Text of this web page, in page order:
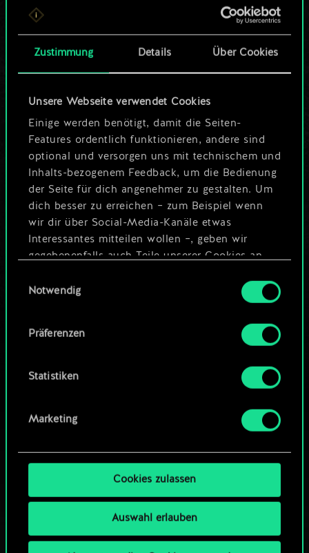
Zustimmung Details Über Cookies
Unsere Webseite verwendet Cookies
Einige werden benötigt, damit die Seiten-
Features ordentlich funktionieren, andere sind
optional und versorgen uns mit technischem und
Inhalts-bezogenem Feedback, um die Bedienung
der Seite für dich angenehmer zu gestalten. Um
dich besser zu erreichen – zum Beispiel wenn
wir dir über Social-Media-Kanäle etwas
Interessantes mitteilen wollen –, geben wir
gegebenenfalls auch Teile unserer Cookies an
Cookies erfordert allerdings deine Zustimmung.
Alle Details zu unserer Nutzung von Cookies
findest du unten im Menü „Einstellungen“, wo
um das Thema Cookies ändern kannst.
Notwendig
Präferenzen
Statistiken
Marketing
Cookies zulassen
Auswahl erlauben
ein geteilter Satz
Karten.
mehr sein kann!
Deck benennen und Leitfaden
Deck bearbeiten